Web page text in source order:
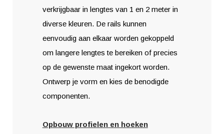
verkrijgbaar in lengtes van 1 en 2 meter in
diverse kleuren. De rails kunnen
eenvoudig aan elkaar worden gekoppeld
om langere lengtes te bereiken of precies
op de gewenste maat ingekort worden.
Ontwerp je vorm en kies de benodigde
componenten.
Opbouw profielen en hoeken